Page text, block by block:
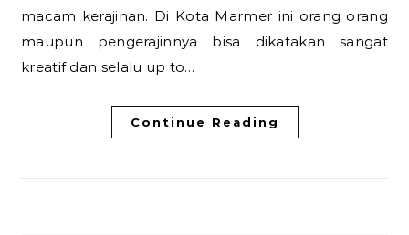
macam kerajinan. Di Kota Marmer ini orang orang
maupun pengerajinnya bisa dikatakan sangat
kreatif dan selalu up to…
Continue Reading